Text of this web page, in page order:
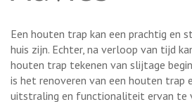
Een houten trap kan een prachtig en
huis zijn. Echter, na verloop van tijd
houten trap tekenen van slijtage
is het renoveren van een houten trap
uitstraling en functionaliteit ervan te